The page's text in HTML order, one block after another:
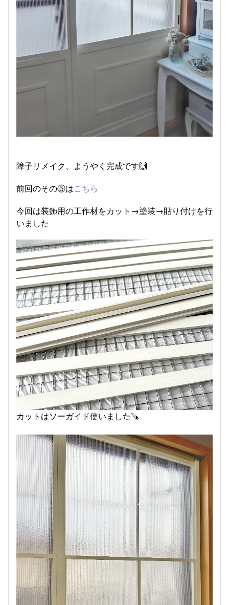
障子リメイク、ようやく完成です🙌
前回のその⑤はこちら
今回は装飾用の工作材をカット→塗装→貼り付けを行
いました
カットはソーガイド使いました🪚